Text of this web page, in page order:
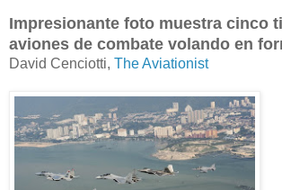
Impresionante foto muestra cinco
aviones de combate volando en
David Cenciotti, The Aviationist